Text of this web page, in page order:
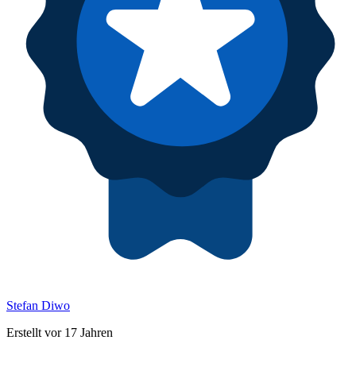
Stefan Diwo
Erstellt vor 17 Jahren